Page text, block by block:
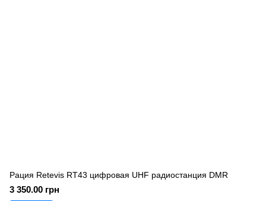
Рация Retevis RT43 цифровая UHF радиостанция DMR
3 350.00 грн